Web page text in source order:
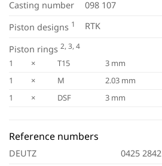
Casting number
098 107
Piston designs 1
RTK
Piston rings 2, 3, 4
1 × T15 3 mm
1
× M 2.03 mm
1
× DSF 3 mm
Reference numbers
DEUTZ
0425 2842